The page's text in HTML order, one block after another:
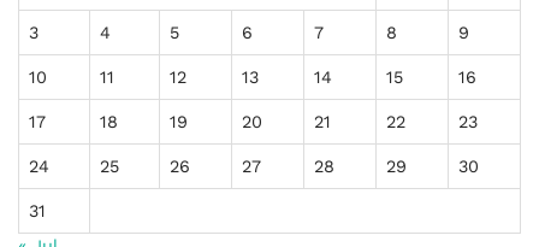
3 4 5 6 7 8 9
10 11 12 13 14 15 16
17 18 19 20 21 22 23
24 25 26 27 28 29 30
31